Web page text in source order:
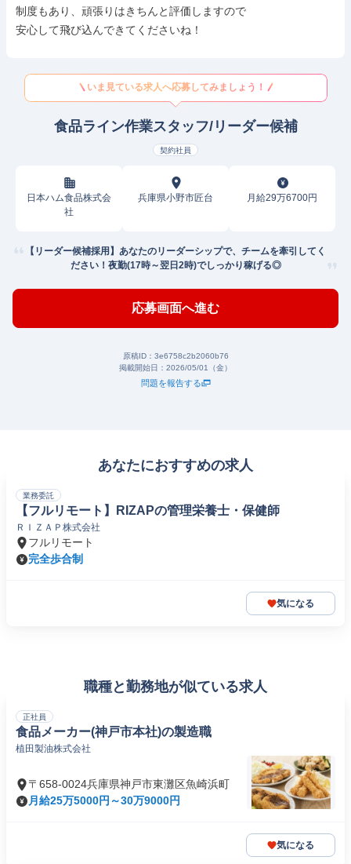
制度もあり、頑張りはきちんと評価しますので
安心して飛び込んできてくださいね！
いま見ている求人へ応募してみましょう！
食品ライン作業スタッフ/リーダー候補
契約社員
日本ハム食品株式会
社
兵庫県小野市匠台 月給29万6700円
【リーダー候補採用】あなたのリーダーシップで、チームを牽引してく
ださい！夜勤(17時～翌日2時)でしっかり稼げる◎
応募画面へ進む
原稿ID： 3e6758c2b2060b76
掲載開始日： 2026/05/01（金）
問題を報告する
あなたにおすすめの求人
業務委託
【フルリモート】RIZAPの管理栄養士・保健師
ＲＩＺＡＰ株式会社
フルリモート
完全歩合制
気になる
職種と勤務地が似ている求人
正社員
食品メーカー(神戸市本社)の製造職
植田製油株式会社
〒658-0024兵庫県神戸市東灘区魚崎浜町
月給25万5000円～30万9000円
気になる